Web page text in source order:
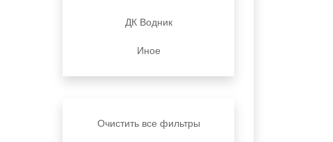
ДК Водник
Иное
Очистить все фильтры